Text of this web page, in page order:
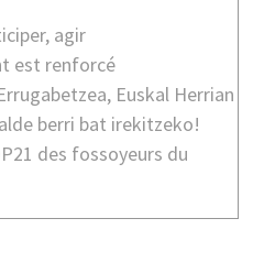
agir
est renforcé
Euskal Herrian
berri bat irekitzeko!
des fossoyeurs du